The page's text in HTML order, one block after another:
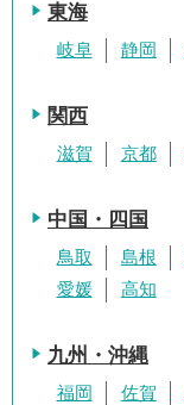
東海
岐阜 静岡
関西
滋賀 京都
中国・四国
鳥取 島根
愛媛
高知
九州・沖縄
福岡 佐賀